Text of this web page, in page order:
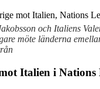
och Italiens
möte länderna
Italien i Nations